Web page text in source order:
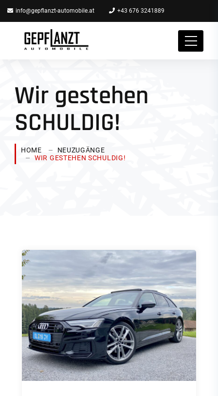
info@gepflanzt-automobile.at +43 676 3241889
Wir gestehen
SCHULDIG!
HOME
NEUZUGÄNGE
WIR GESTEHEN SCHULDIG!